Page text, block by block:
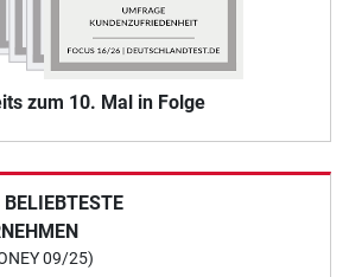
zum 10. Mal in Folge
09/25)